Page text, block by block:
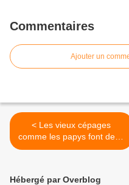
Commentaires
Ajouter un
< Les vieux cépages
comme les papys font de la
Résistance… André Dubosc
Hébergé par Overblog